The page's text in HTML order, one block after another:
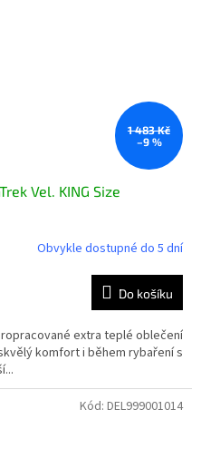
1 483 Kč
–9 %
Vel. KING Size
Obvykle dostupné do 5 dní
Do košíku
extra teplé oblečení
komfort i během rybaření s
Kód: DEL999001014